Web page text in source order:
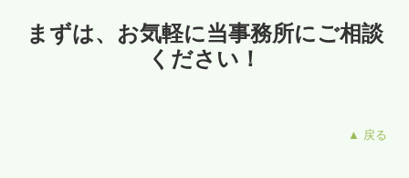
まずは、お気軽に当事務所にご相談
ください！
▲ 戻る